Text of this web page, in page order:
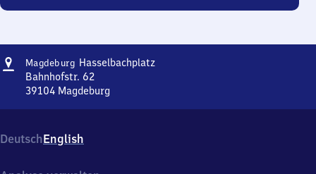
Adresse
Magdeburg HasselbachplatzMagdeburg-
Bahnhofstr. 62
39104 Magdeburg
Bahnhofstr.
62,
DeutschEnglish